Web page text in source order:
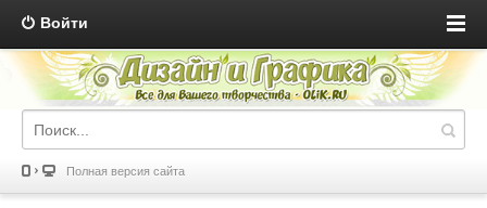
Войти
Полная версия сайта